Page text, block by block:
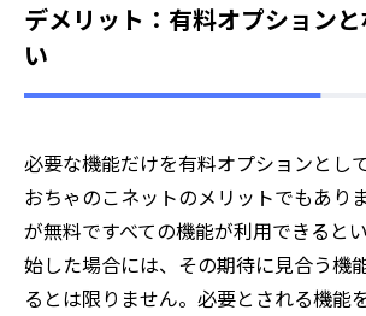
デメリット：有料オプション
い
必要な機能だけを有料オプションとし
おちゃのこネットのメリットでもあり
が無料ですべての機能が利用できると
始した場合には、その期待に見合う機
るとは限りません。必要とされる機能